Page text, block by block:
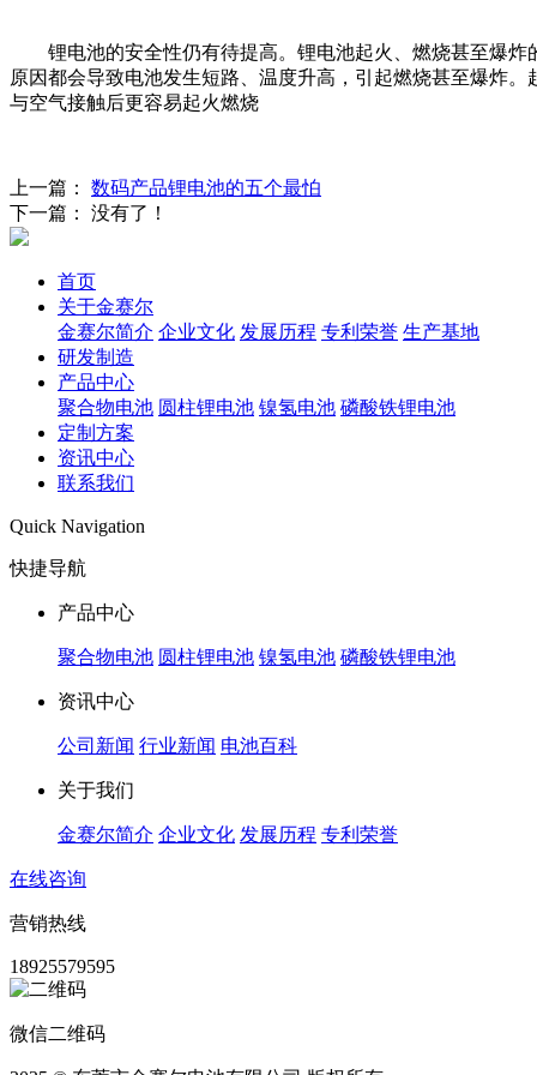
锂电池的安全性仍有待提高。锂电池起火、燃烧甚至爆炸
原因都会导致电池发生短路、温度升高，引起燃烧甚至爆炸
与空气接触后更容易起火燃烧
上一篇： 数码产品锂电池的五个最怕
下一篇： 没有了！
首页
关于金赛尔
金赛尔简介 企业文化 发展历程 专利荣誉 生产基地
研发制造
产品中心
聚合物电池 圆柱锂电池 镍氢电池 磷酸铁锂电池
定制方案
资讯中心
联系我们
Quick Navigation
快捷导航
产品中心
聚合物电池 圆柱锂电池 镍氢电池 磷酸铁锂电池
资讯中心
公司新闻 行业新闻 电池百科
关于我们
金赛尔简介 企业文化 发展历程 专利荣誉
在线咨询
营销热线
18925579595
微信二维码